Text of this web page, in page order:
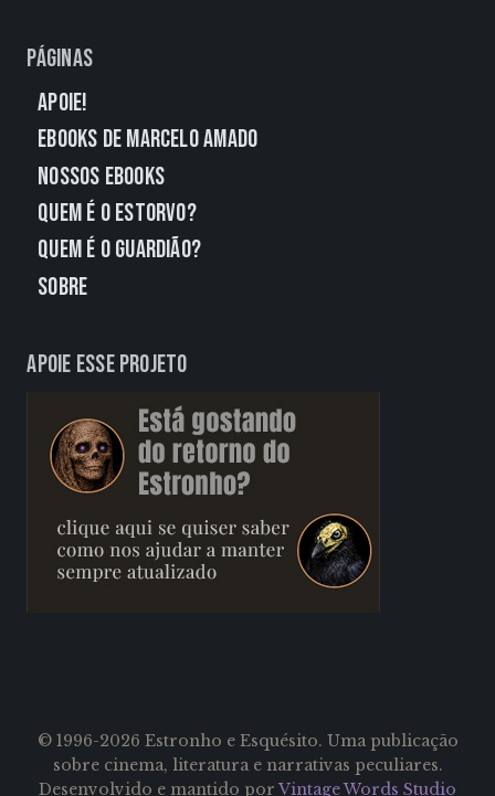
Páginas
Apoie!
eBooks de Marcelo Amado
Nossos eBooks
Quem É o Estorvo?
Quem É o Guardião?
Sobre
Apoie esse projeto
© 1996-2026 Estronho e Esquésito. Uma publicação
sobre cinema, literatura e narrativas peculiares.
Desenvolvido e mantido por Vintage Words Studio